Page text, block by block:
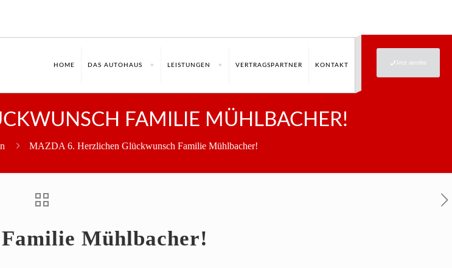
HOME DAS AUTOHAUS LEISTUNGEN VERTRAGSPARTNER KONTAKT Jetzt anrufen
FAMILIE MÜHLBACHER!
MAZDA 6. Herzlichen Glückwunsch Familie Mühlbacher!
Mühlbacher!